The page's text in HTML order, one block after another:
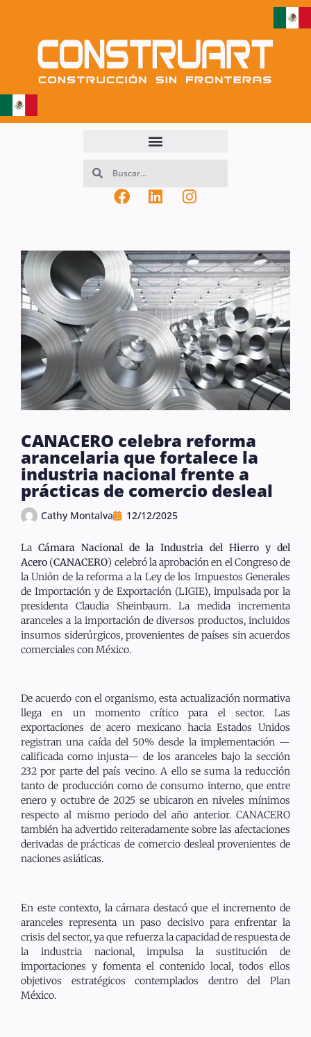
CANACERO celebra reforma
arancelaria que fortalece la
industria nacional frente a
prácticas de comercio desleal
Cathy Montalva 12/12/2025
La Cámara Nacional de la Industria del Hierro y del
Acero (CANACERO) celebró la aprobación en el Congreso de
la Unión de la reforma a la Ley de los Impuestos Generales
de Importación y de Exportación (LIGIE), impulsada por la
presidenta Claudia Sheinbaum. La medida incrementa
aranceles a la importación de diversos productos, incluidos
insumos siderúrgicos, provenientes de países sin acuerdos
comerciales con México.
De acuerdo con el organismo, esta actualización normativa
llega en un momento crítico para el sector. Las
exportaciones de acero mexicano hacia Estados Unidos
registran una caída del 50% desde la implementación —
calificada como injusta— de los aranceles bajo la sección
232 por parte del país vecino. A ello se suma la reducción
tanto de producción como de consumo interno, que entre
enero y octubre de 2025 se ubicaron en niveles mínimos
respecto al mismo periodo del año anterior. CANACERO
también ha advertido reiteradamente sobre las afectaciones
derivadas de prácticas de comercio desleal provenientes de
naciones asiáticas.
En este contexto, la cámara destacó que el incremento de
aranceles representa un paso decisivo para enfrentar la
crisis del sector, ya que refuerza la capacidad de respuesta de
la industria nacional, impulsa la sustitución de
importaciones y fomenta el contenido local, todos ellos
objetivos estratégicos contemplados dentro del Plan
México.